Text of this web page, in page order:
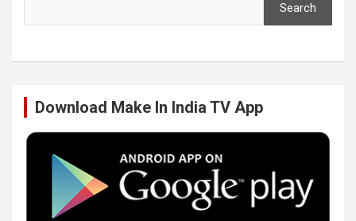
e
o
t
r
k
I
T
e
Search
Download Make In India TV App